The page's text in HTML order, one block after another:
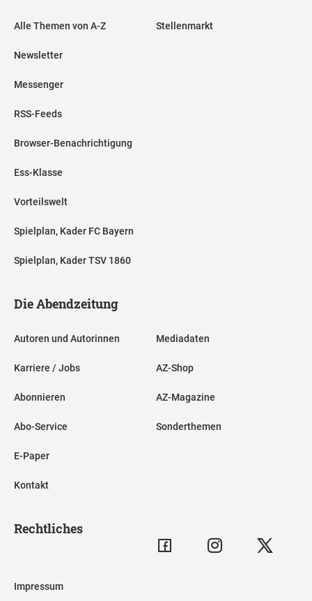
Alle Themen von A-Z
Newsletter
Messenger
RSS-Feeds
Browser-Benachrichtigung
Ess-Klasse
Vorteilswelt
Spielplan, Kader FC Bayern
Spielplan, Kader TSV 1860
Stellenmarkt
Die Abendzeitung
Autoren und Autorinnen
Karriere / Jobs
Abonnieren
Abo-Service
E-Paper
Kontakt
Mediadaten
AZ-Shop
AZ-Magazine
Sonderthemen
Rechtliches
Impressum